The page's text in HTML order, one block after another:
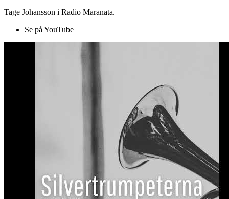
Tage Johansson i Radio Maranata.
Se på YouTube